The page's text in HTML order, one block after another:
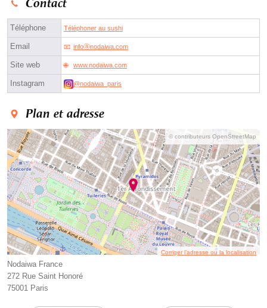
Contact
Téléphone Téléphoner au sushi
Email infoⓐnodaiwa.com
Site web www.nodaiwa.com
Instagram @nodaiwa_paris
Plan et adresse
© contributeurs OpenStreetMap
Corriger l’adresse ou la localisation
Nodaiwa France
272 Rue Saint Honoré
75001 Paris